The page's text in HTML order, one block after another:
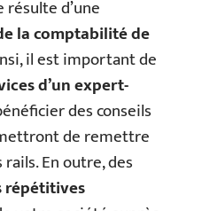
d’une
la comptabilité de
il est important de
d’un expert-
des conseils
de remettre
En outre, des
répétitives